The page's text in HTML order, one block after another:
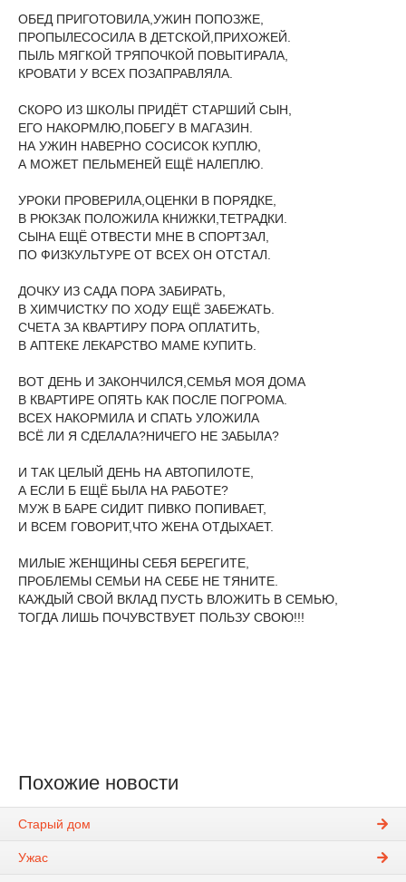
ОБЕД ПРИГОТОВИЛА,УЖИН ПОПОЗЖЕ,
ПРОПЫЛЕСОСИЛА В ДЕТСКОЙ,ПРИХОЖЕЙ.
ПЫЛЬ МЯГКОЙ ТРЯПОЧКОЙ ПОВЫТИРАЛА,
КРОВАТИ У ВСЕХ ПОЗАПРАВЛЯЛА.
СКОРО ИЗ ШКОЛЫ ПРИДЁТ СТАРШИЙ СЫН,
ЕГО НАКОРМЛЮ,ПОБЕГУ В МАГАЗИН.
НА УЖИН НАВЕРНО СОСИСОК КУПЛЮ,
А МОЖЕТ ПЕЛЬМЕНЕЙ ЕЩЁ НАЛЕПЛЮ.
УРОКИ ПРОВЕРИЛА,ОЦЕНКИ В ПОРЯДКЕ,
В РЮКЗАК ПОЛОЖИЛА КНИЖКИ,ТЕТРАДКИ.
СЫНА ЕЩЁ ОТВЕСТИ МНЕ В СПОРТЗАЛ,
ПО ФИЗКУЛЬТУРЕ ОТ ВСЕХ ОН ОТСТАЛ.
ДОЧКУ ИЗ САДА ПОРА ЗАБИРАТЬ,
В ХИМЧИСТКУ ПО ХОДУ ЕЩЁ ЗАБЕЖАТЬ.
СЧЕТА ЗА КВАРТИРУ ПОРА ОПЛАТИТЬ,
В АПТЕКЕ ЛЕКАРСТВО МАМЕ КУПИТЬ.
ВОТ ДЕНЬ И ЗАКОНЧИЛСЯ,СЕМЬЯ МОЯ ДОМА
В КВАРТИРЕ ОПЯТЬ КАК ПОСЛЕ ПОГРОМА.
ВСЕХ НАКОРМИЛА И СПАТЬ УЛОЖИЛА
ВСЁ ЛИ Я СДЕЛАЛА?НИЧЕГО НЕ ЗАБЫЛА?
И ТАК ЦЕЛЫЙ ДЕНЬ НА АВТОПИЛОТЕ,
А ЕСЛИ Б ЕЩЁ БЫЛА НА РАБОТЕ?
МУЖ В БАРЕ СИДИТ ПИВКО ПОПИВАЕТ,
И ВСЕМ ГОВОРИТ,ЧТО ЖЕНА ОТДЫХАЕТ.
МИЛЫЕ ЖЕНЩИНЫ СЕБЯ БЕРЕГИТЕ,
ПРОБЛЕМЫ СЕМЬИ НА СЕБЕ НЕ ТЯНИТЕ.
КАЖДЫЙ СВОЙ ВКЛАД ПУСТЬ ВЛОЖИТЬ В СЕМЬЮ,
ТОГДА ЛИШЬ ПОЧУВСТВУЕТ ПОЛЬЗУ СВОЮ!!!
Похожие новости
Старый дом
Ужас